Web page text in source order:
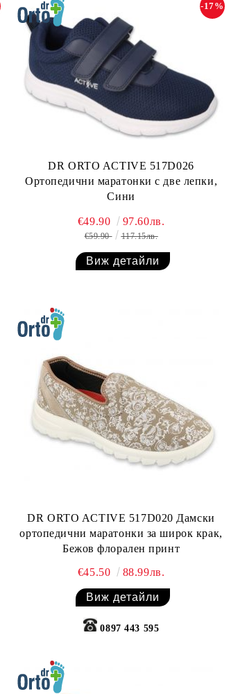
DR ORTO ACTIVE 517D026
Ортопедични маратонки с две лепки,
Сини
-17%
€49.90 97.60лв.
€59.90 117.15лв.
Виж детайли
DR ORTO ACTIVE 517D020 Дамски
ортопедични маратонки за широк крак,
Бежов флорален принт
€45.50
88.99лв.
Виж детайли
0897 443 595